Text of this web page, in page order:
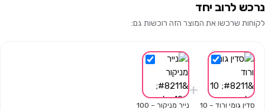
נרכש לרוב יחד
לקוחות שרכשו את המוצר הזה רוכשות גם:
סדין גומי ורוד – 10
+
נייר מניקור – 100